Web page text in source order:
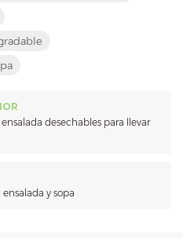
desechables para llevar
y sopa